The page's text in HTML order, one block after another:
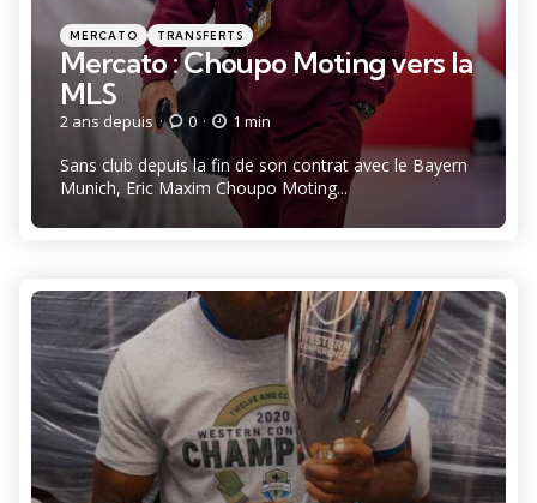
Catégories
Posté
dans
MERCATO TRANSFERTS
Mercato : Choupo Moting vers la
MLS
2 ans depuis 0 1 min
Sans club depuis la fin de son contrat avec le Bayern
Munich, Eric Maxim Choupo Moting...